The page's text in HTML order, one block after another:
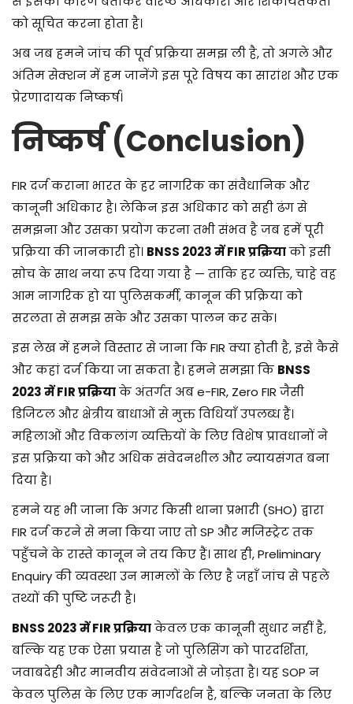
को सूचित करना होता है।
अब जब हमने जांच की पूर्व प्रक्रिया समझ ली है, तो अगले और
अंतिम सेक्शन में हम जानेंगे इस पूरे विषय का सारांश और एक
प्रेरणादायक निष्कर्ष।
निष्कर्ष (Conclusion)
FIR दर्ज कराना भारत के हर नागरिक का संवैधानिक और
कानूनी अधिकार है। लेकिन इस अधिकार को सही ढंग से
समझना और उसका प्रयोग करना तभी संभव है जब हमें पूरी
प्रक्रिया की जानकारी हो। BNSS 2023 में FIR प्रक्रियाको इसी
सोच के साथ नया रूप दिया गया है — ताकि हर व्यक्ति, चाहे वह
आम नागरिक हो या पुलिसकर्मी, कानून की प्रक्रिया को
सरलता से समझ सके और उसका पालन कर सके।
इस लेख में हमने विस्तार से जाना कि FIR क्या होती है, इसे कैसे
और कहां दर्ज किया जा सकता है। हमने समझा कि BNSS
2023 में FIR प्रक्रियाके अंतर्गत अब e-FIR, Zero FIR जैसी
डिजिटल और क्षेत्रीय बाधाओं से मुक्त विधियाँ उपलब्ध हैं।
महिलाओं और विकलांग व्यक्तियों के लिए विशेष प्रावधानों ने
इस प्रक्रिया को और अधिक संवेदनशील और न्यायसंगत बना
दिया है।
हमने यह भी जाना कि अगर किसी थाना प्रभारी (SHO) द्वारा
FIR दर्ज करने से मना किया जाए तो SP और मजिस्ट्रेट तक
पहुँचने के रास्ते कानून ने तय किए हैं। साथ ही, Preliminary
Enquiry की व्यवस्था उन मामलों के लिए है जहाँ जांच से पहले
तथ्यों की पुष्टि जरूरी है।
BNSS 2023 में FIR प्रक्रियाकेवल एक कानूनी सुधार नहीं है,
बल्कि यह एक ऐसा प्रयास है जो पुलिसिंग को पारदर्शिता,
जवाबदेही और मानवीय संवेदनाओं से जोड़ता है। यह SOP न
केवल पुलिस के लिए एक मार्गदर्शन है, बल्कि जनता के लिए